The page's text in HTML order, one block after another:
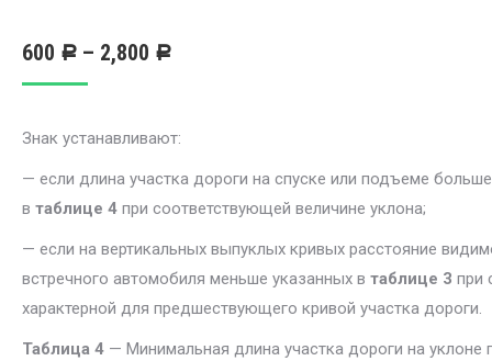
600 Р – 2,800 Р
Знак устанавливают:
— если длина участка дороги на спуске или подъеме
в таблице 4 при соответствующей величине уклона;
— если на вертикальных выпуклых кривых расстояние
встречного автомобиля меньше указанных в таблице 3 при
характерной для предшествующего кривой участка дороги.
Таблица 4 — Минимальная длина участка дороги на уклоне